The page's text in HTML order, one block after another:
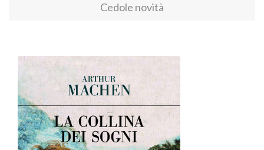
Cedole novità